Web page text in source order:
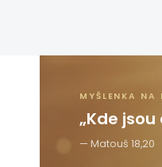
MYŠLENKA NA
„Kde
Matouš 18,20